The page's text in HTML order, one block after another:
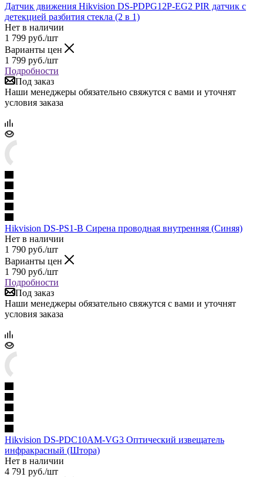
Датчик движения Hikvision DS-PDPG12P-EG2 PIR датчик с
детекцией разбития стекла (2 в 1)
Нет в наличии
1 799 руб./шт
Варианты цен
1 799 руб./шт
Подробности
Под заказ
Наши менеджеры обязательно свяжутся с вами и уточнят
условия заказа
Hikvision DS-PS1-B Сирена проводная внутренняя (Синяя)
Нет в наличии
1 790 руб./шт
Варианты цен
1 790 руб./шт
Подробности
Под заказ
Наши менеджеры обязательно свяжутся с вами и уточнят
условия заказа
Hikvision DS-PDC10AM-VG3 Оптический извещатель
инфракрасный (Штора)
Нет в наличии
4 791 руб./шт